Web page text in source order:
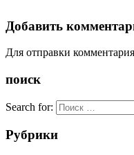
Добавить
Для отправки
поиск
Search for:
Рубрики